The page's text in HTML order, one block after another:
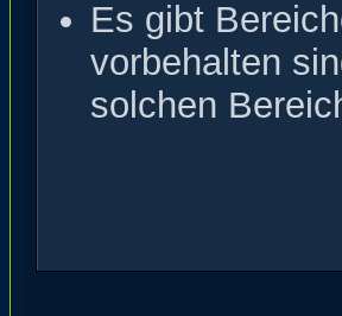
Es gibt
vorbehalten
solchen